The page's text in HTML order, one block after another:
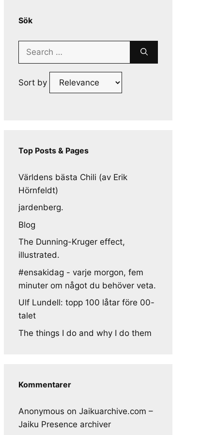
Sök
Search
Sort by
Top Posts & Pages
Världens bästa Chili (av Erik
Hörnfeldt)
jardenberg.
Blog
The Dunning-Kruger effect,
illustrated.
#ensakidag - varje morgon, fem
minuter om något du behöver veta.
Ulf Lundell: topp 100 låtar före 00-
talet
The things I do and why I do them
Kommentarer
Anonymous on Jaikuarchive.com –
Jaiku Presence archiver